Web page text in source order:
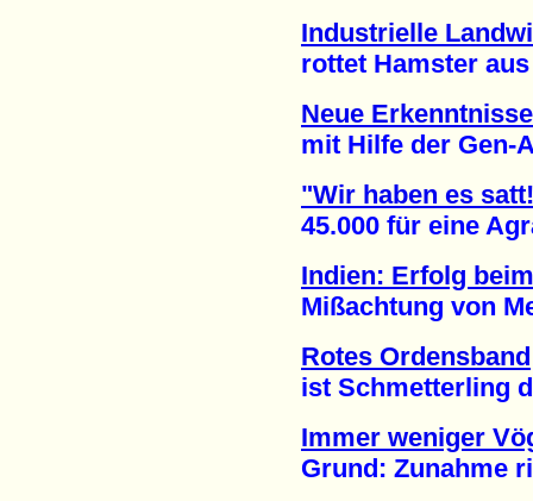
Industrielle
rottet Hamster aus
Neue
mit Hilfe der Gen-
"Wir haben es
45.000 für eine
Indien: Erfolg
Mißachtung von
Rotes Ordensband
ist Schmetterling
Immer weniger
Grund: Zunahme